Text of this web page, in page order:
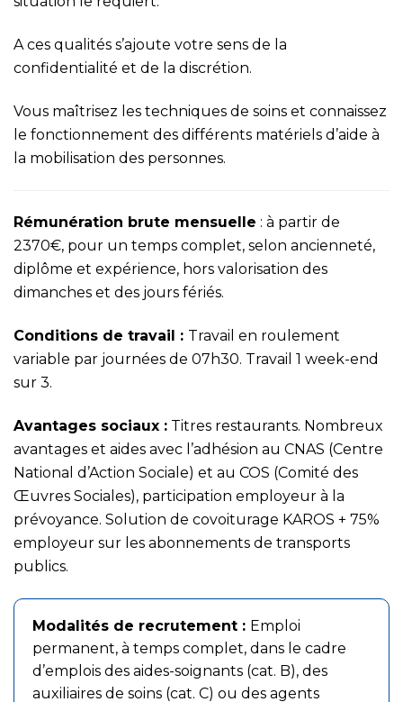
A ces qualités s’ajoute votre sens de la
confidentialité et de la discrétion.
Vous maîtrisez les techniques de soins et connaissez
le fonctionnement des différents matériels d’aide à
la mobilisation des personnes.
Rémunération brute mensuelle : à partir de
2370€, pour un temps complet, selon ancienneté,
diplôme et expérience, hors valorisation des
dimanches et des jours fériés.
Conditions de travail : Travail en roulement
variable par journées de 07h30. Travail 1 week-end
sur 3.
Avantages sociaux : Titres restaurants. Nombreux
avantages et aides avec l’adhésion au CNAS (Centre
National d’Action Sociale) et au COS (Comité des
Œuvres Sociales), participation employeur à la
prévoyance. Solution de covoiturage KAROS + 75%
employeur sur les abonnements de transports
publics.
Modalités de recrutement : Emploi
permanent, à temps complet, dans le cadre
d’emplois des aides-soignants (cat. B), des
auxiliaires de soins (cat. C) ou des agents